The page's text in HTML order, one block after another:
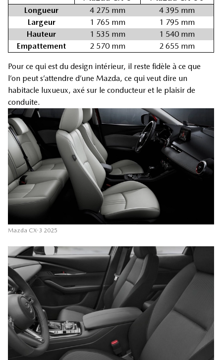
Longueur 4 275 mm
4 395 mm
Largeur
1 765 mm
1 795 mm
Hauteur
1 535 mm
1 540 mm
Empattement
2 570 mm 2 655 mm
Pour ce qui est du design intérieur, il reste fidèle à ce que
l’on peut s’attendre d’une Mazda, ce qui veut dire un
habitacle luxueux, axé sur le conducteur et le plaisir de
conduite.
Mazda CX-3 2025